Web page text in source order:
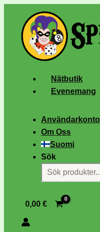
Nätbutik
Evenemang
Användarkonto
Om Oss
Suomi
Sök
0,00€